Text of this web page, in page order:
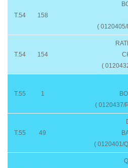
T.54 158
( 0120405/
T.54 154
(
T.55 1
( 0120437/
T.55 49
( 0120401/